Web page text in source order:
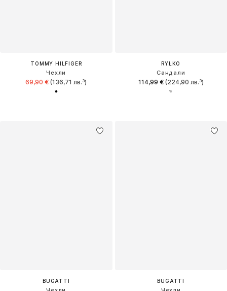
TOMMY HILFIGER
Чехли
69,90 € (136,71 лв.³)
RYŁKO
Сандали
114,99 €(224,90 лв.³)
BUGATTI BUGATTI